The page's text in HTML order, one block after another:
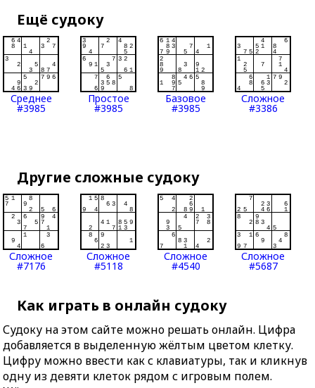
Ещё судоку
Среднее
#3985
Простое
#3985
Базовое
#3985
Сложное
#3386
Другие сложные судоку
Сложное
#7176
Сложное
#5118
Сложное
#4540
Сложное
#5687
Как играть в онлайн судоку
Судоку на этом сайте можно решать онлайн. Цифра
добавляется в выделенную жёлтым цветом клетку.
Цифру можно ввести как с клавиатуры, так и кликнув
одну из девяти клеток рядом с игровым полем.